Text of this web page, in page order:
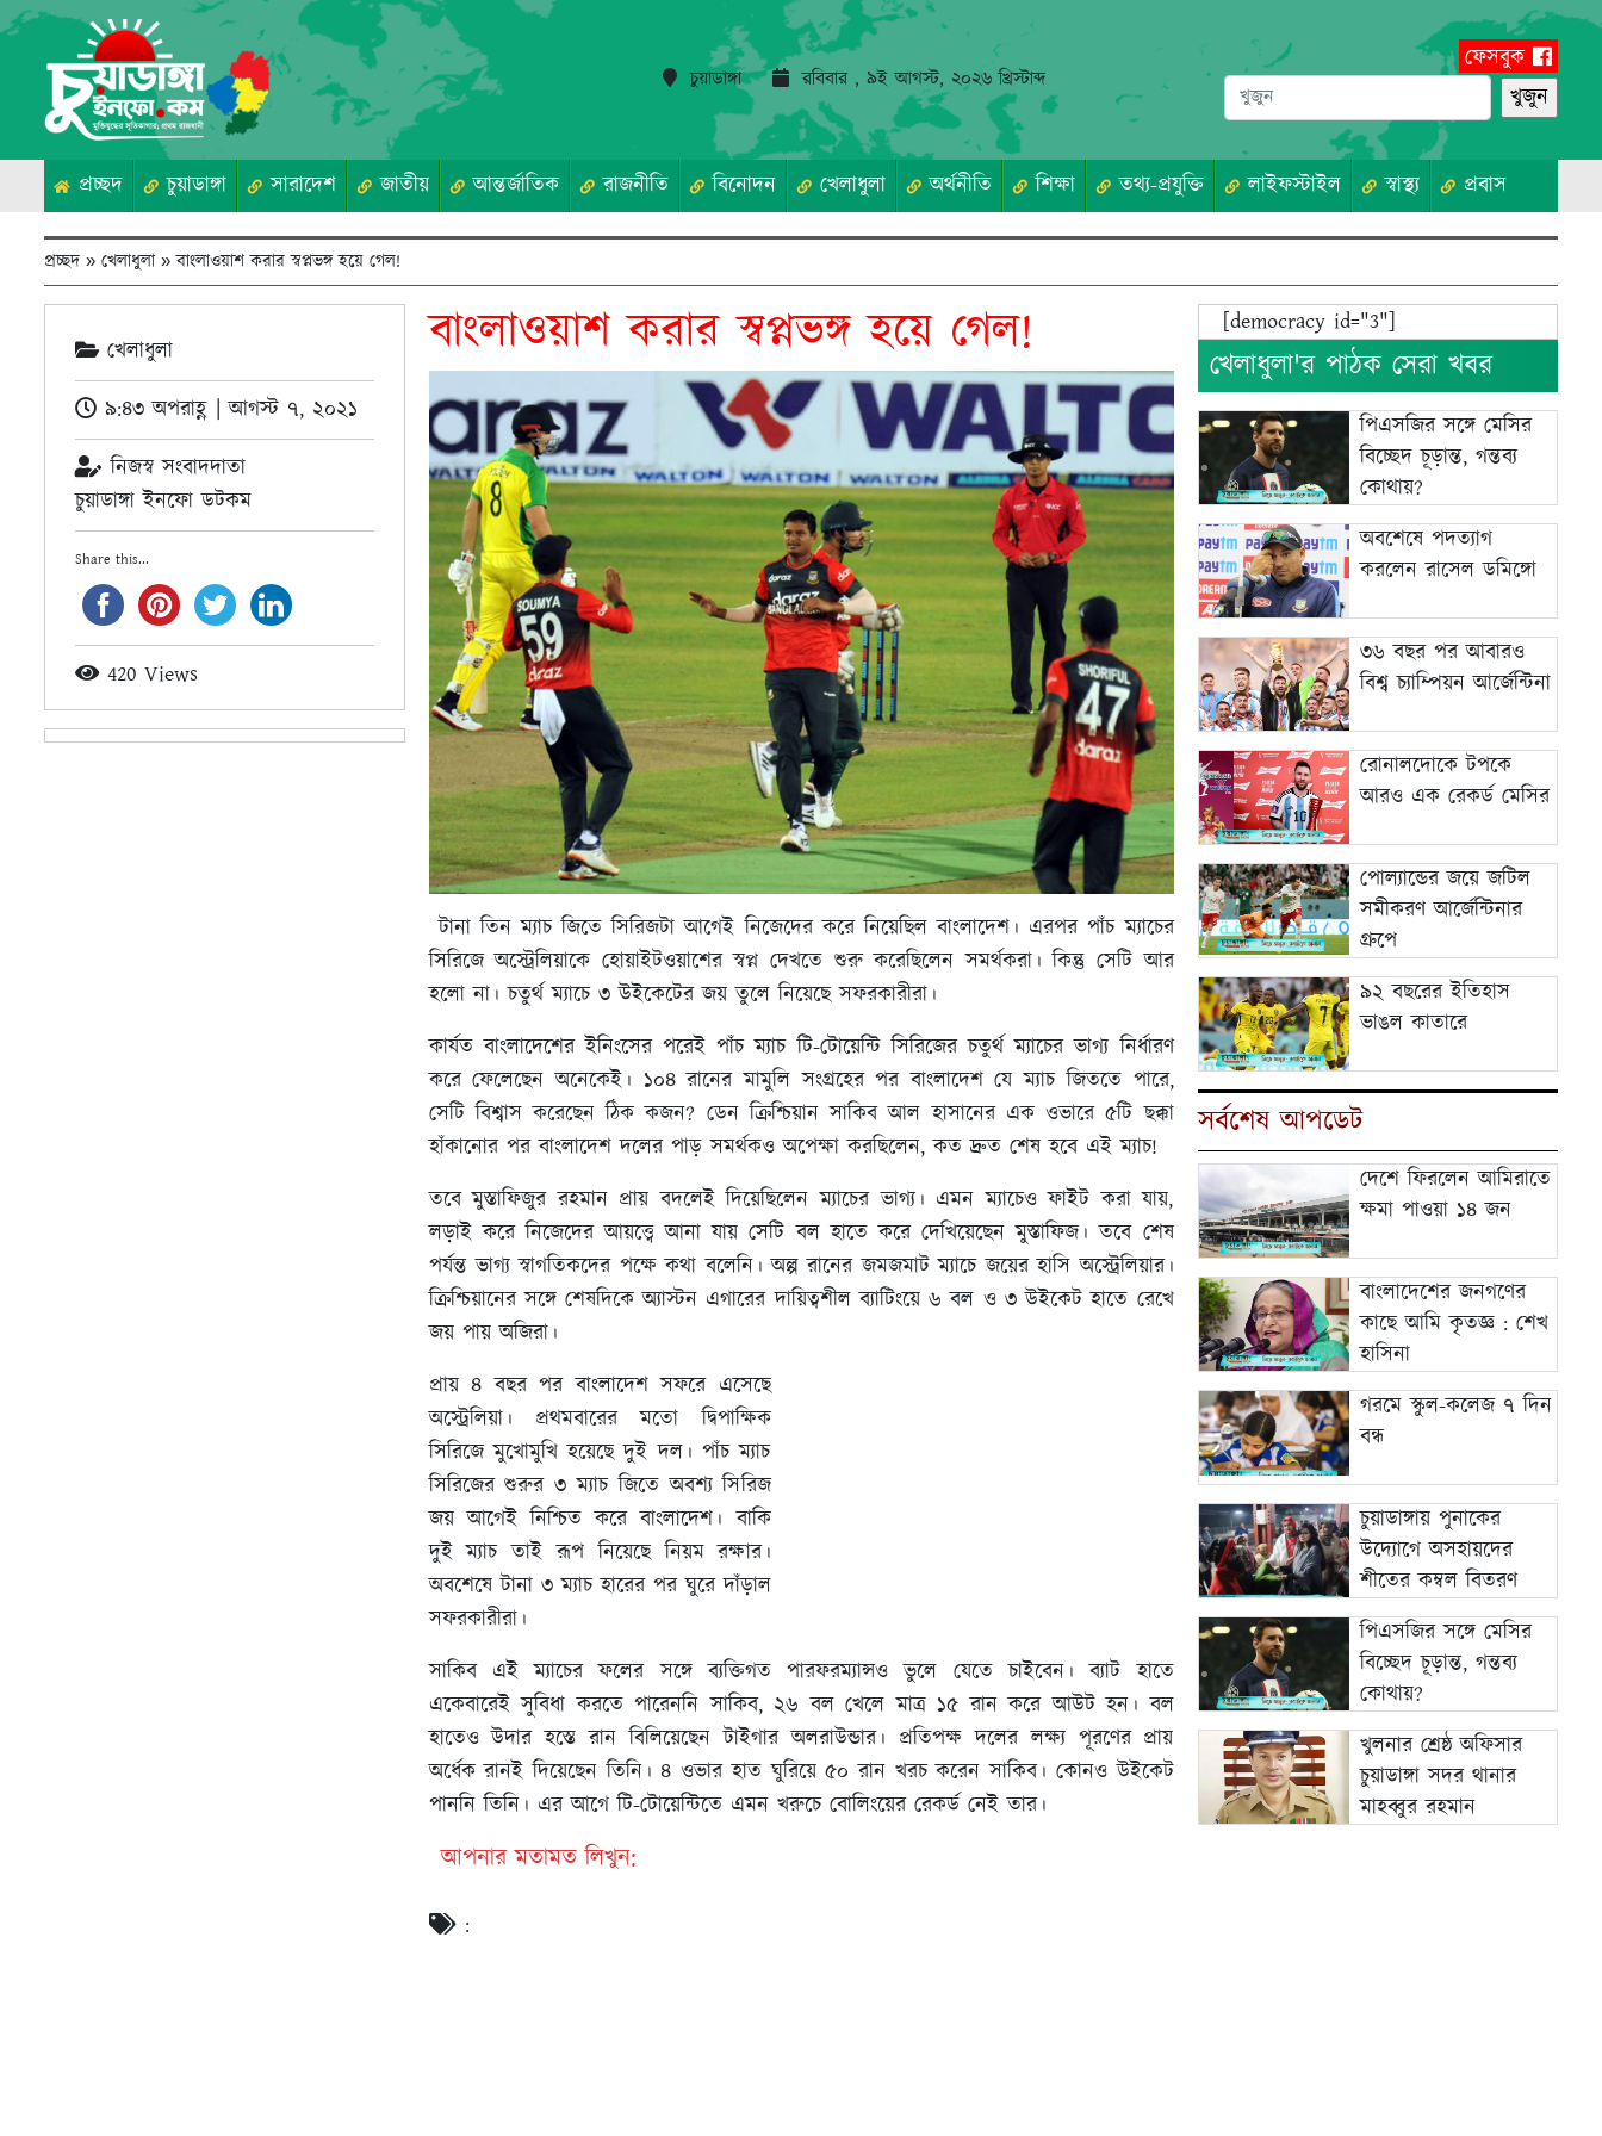
চুয়াডাঙ্গা রবিবার , ৯ই আগস্ট, ২০২৬ খ্রিস্টাব্দ
ফেসবুক
প্রচ্ছদ চুয়াডাঙ্গা সারাদেশ জাতীয় আন্তর্জাতিক রাজনীতি বিনোদন খেলাধুলা অর্থনীতি শিক্ষা তথ্য-প্রযুক্তি লাইফস্টাইল স্বাস্থ্য প্রবাস
প্রচ্ছদ » খেলাধুলা »বাংলাওয়াশ করার স্বপ্নভঙ্গ হয়ে গেল!
খেলাধুলা
৯:৪৩ অপরাহ্ণ | আগস্ট ৭, ২০২১
নিজস্ব সংবাদদাতা
চুয়াডাঙ্গা ইনফো ডটকম
Share this...
420 Views
বাংলাওয়াশ করার স্বপ্নভঙ্গ হয়ে গেল!
টানা তিন ম্যাচ জিতে সিরিজটা আগেই নিজেদের করে নিয়েছিল বাংলাদেশ। এরপর পাঁচ ম্যাচের
সিরিজে অস্ট্রেলিয়াকে হোয়াইটওয়াশের স্বপ্ন দেখতে শুরু করেছিলেন সমর্থকরা। কিন্তু সেটি আর
হলো না। চতুর্থ ম্যাচে ৩ উইকেটের জয় তুলে নিয়েছে সফরকারীরা।
কার্যত বাংলাদেশের ইনিংসের পরেই পাঁচ ম্যাচ টি-টোয়েন্টি সিরিজের চতুর্থ ম্যাচের ভাগ্য নির্ধারণ
করে ফেলেছেন অনেকেই। ১০৪ রানের মামুলি সংগ্রহের পর বাংলাদেশ যে ম্যাচ জিততে পারে,
সেটি বিশ্বাস করেছেন ঠিক কজন? ডেন ক্রিশ্চিয়ান সাকিব আল হাসানের এক ওভারে ৫টি ছক্কা
হাঁকানোর পর বাংলাদেশ দলের পাড় সমর্থকও অপেক্ষা করছিলেন, কত দ্রুত শেষ হবে এই ম্যাচ!
তবে মুস্তাফিজুর রহমান প্রায় বদলেই দিয়েছিলেন ম্যাচের ভাগ্য। এমন ম্যাচেও ফাইট করা যায়,
লড়াই করে নিজেদের আয়ত্ত্বে আনা যায় সেটি বল হাতে করে দেখিয়েছেন মুস্তাফিজ। তবে শেষ
পর্যন্ত ভাগ্য স্বাগতিকদের পক্ষে কথা বলেনি। অল্প রানের জমজমাট ম্যাচে জয়ের হাসি অস্ট্রেলিয়ার।
ক্রিশ্চিয়ানের সঙ্গে শেষদিকে অ্যাস্টন এগারের দায়িত্বশীল ব্যাটিংয়ে ৬ বল ও ৩ উইকেট হাতে রেখে
জয় পায় অজিরা।
প্রায় ৪ বছর পর বাংলাদেশ সফরে এসেছে
অস্ট্রেলিয়া। প্রথমবারের মতো দ্বিপাক্ষিক
সিরিজে মুখোমুখি হয়েছে দুই দল। পাঁচ ম্যাচ
সিরিজের শুরুর ৩ ম্যাচ জিতে অবশ্য সিরিজ
জয় আগেই নিশ্চিত করে বাংলাদেশ। বাকি
দুই ম্যাচ তাই রূপ নিয়েছে নিয়ম রক্ষার।
অবশেষে টানা ৩ ম্যাচ হারের পর ঘুরে দাঁড়াল
সফরকারীরা।
সাকিব এই ম্যাচের ফলের সঙ্গে ব্যক্তিগত পারফরম্যান্সও ভুলে যেতে চাইবেন। ব্যাট হাতে
একেবারেই সুবিধা করতে পারেননি সাকিব, ২৬ বল খেলে মাত্র ১৫ রান করে আউট হন। বল
হাতেও উদার হস্তে রান বিলিয়েছেন টাইগার অলরাউন্ডার। প্রতিপক্ষ দলের লক্ষ্য পূরণের প্রায়
অর্ধেক রানই দিয়েছেন তিনি। ৪ ওভার হাত ঘুরিয়ে ৫০ রান খরচ করেন সাকিব। কোনও উইকেট
পাননি তিনি। এর আগে টি-টোয়েন্টিতে এমন খরুচে বোলিংয়ের রেকর্ড নেই তার।
আপনার মতামত লিখুন:
:
[democracy id="3"]
খেলাধুলা'র পাঠক সেরা খবর
পিএসজির সঙ্গে মেসির
বিচ্ছেদ চূড়ান্ত, গন্তব্য
কোথায়?
অবশেষে পদত্যাগ
করলেন রাসেল ডমিঙ্গো
৩৬ বছর পর আবারও
বিশ্ব চ্যাম্পিয়ন আর্জেন্টিনা
রোনালদোকে টপকে
আরও এক রেকর্ড মেসির
পোল্যান্ডের জয়ে জটিল
সমীকরণ আর্জেন্টিনার
গ্রুপে
৯২ বছরের ইতিহাস
ভাঙল কাতারে
সর্বশেষ আপডেট
দেশে ফিরলেন আমিরাতে
ক্ষমা পাওয়া ১৪ জন
বাংলাদেশের জনগণের
কাছে আমি কৃতজ্ঞ : শেখ
হাসিনা
গরমে স্কুল-কলেজ ৭ দিন
বন্ধ
চুয়াডাঙ্গায় পুনাকের
উদ্যোগে অসহায়দের
শীতের কম্বল বিতরণ
পিএসজির সঙ্গে মেসির
বিচ্ছেদ চূড়ান্ত, গন্তব্য
কোথায়?
খুলনার শ্রেষ্ঠ অফিসার
চুয়াডাঙ্গা সদর থানার
মাহব্বুর রহমান